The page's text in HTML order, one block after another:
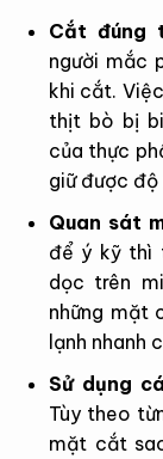
Cắt đúng
người mắc
khi cắt.
thịt bò bị
của thực
giữ được
Quan sát
để ý kỹ thì
dọc trên
những mặt
lạnh nhanh
Sử dụng
Tùy theo
mặt cắt